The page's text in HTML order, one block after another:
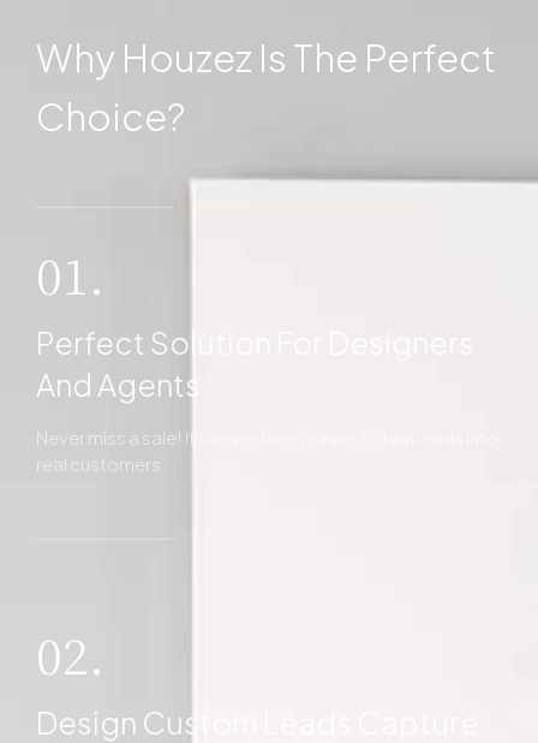
Why Houzez Is The Perfect
Choice?
01.
Perfect Solution For Designers
And Agents
Never miss a sale! It's never been easier to turn leads into
real customers
02.
Design Custom Leads Capture